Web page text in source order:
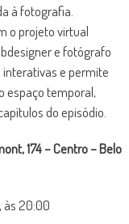
à fotografia.
o projeto virtual
e fotógrafo
e permite
espaço temporal,
do episódio.
174 – Centro – Belo
às 20:00